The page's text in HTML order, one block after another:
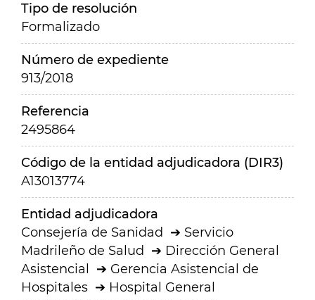
Tipo de resolución
Formalizado
Número de expediente
913/2018
Referencia
2495864
Código de la entidad adjudicadora (DIR3)
A13013774
Entidad adjudicadora
Consejería de Sanidad
Servicio
Madrileño de Salud
Dirección General
Asistencial
Gerencia Asistencial de
Hospitales
Hospital General